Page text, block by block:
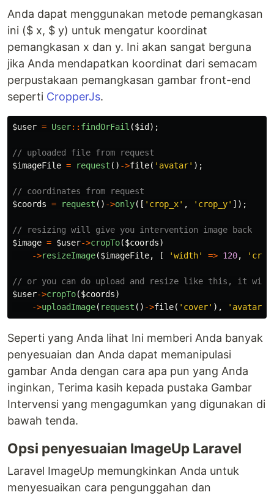
Anda dapat menggunakan metode pemangkasan
ini ($ x, $ y) untuk mengatur koordinat
pemangkasan x dan y. Ini akan sangat berguna
jika Anda mendapatkan koordinat dari semacam
perpustakaan pemangkasan gambar front-end
seperti CropperJs.
$user = User:: findOrFail ($id );
// uploaded file from request
$imageFile = request () ->file( 'avatar' );
// coordinates from request
$coords = request () ->only([ 'crop_x' , 'crop_y' ]);
// resizing will give you intervention image back
$image = $user->cropTo($coords)
->resizeImage($imageFile, [ 'width' => 120,
// or you can do upload and resize like this, it
$user->cropTo($coords)
->uploadImage( request () ->file( 'cover' ), 'avatar'
Seperti yang Anda lihat Ini memberi Anda banyak
penyesuaian dan Anda dapat memanipulasi
gambar Anda dengan cara apa pun yang Anda
inginkan, Terima kasih kepada pustaka Gambar
Intervensi yang mengagumkan yang digunakan di
bawah tenda.
Opsi penyesuaian ImageUp Laravel
Laravel ImageUp memungkinkan Anda untuk
menyesuaikan cara pengunggahan dan